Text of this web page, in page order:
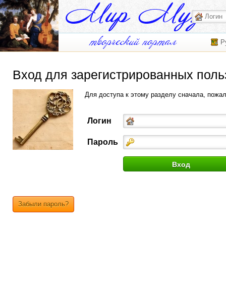
Вход для зарегистрированных
Для доступа к этому разделу сначала,
Логин
Пароль
Забыли пароль?